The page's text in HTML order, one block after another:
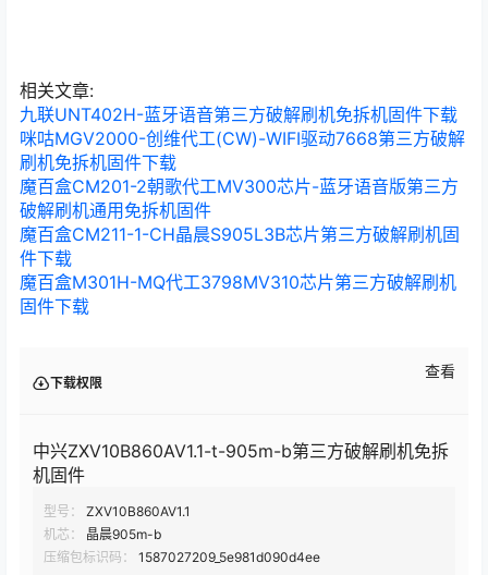
相关文章:
九联UNT402H-蓝牙语音第三方破解刷机免拆机固件下载
咪咕MGV2000-创维代工(CW)-WIFI驱动7668第三方破解
刷机免拆机固件下载
魔百盒CM201-2朝歌代工MV300芯片-蓝牙语音版第三方
破解刷机通用免拆机固件
魔百盒CM211-1-CH晶晨S905L3B芯片第三方破解刷机固
件下载
魔百盒M301H-MQ代工3798MV310芯片第三方破解刷机
固件下载
下载权限
查看
中兴ZXV10B860AV1.1-t-905m-b第三方破解刷机免拆
机固件
型号：
ZXV10B860AV1.1
机芯：
晶晨905m-b
压缩包标识码：
1587027209_5e981d090d4ee